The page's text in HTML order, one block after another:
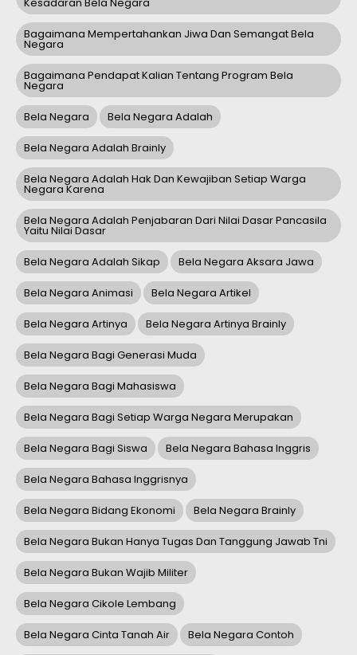
Bagaimana Mempertahankan Jiwa Dan Semangat Bela
Negara
Bagaimana Pendapat Kalian Tentang Program Bela
Negara
Bela Negara Bela Negara Adalah
Bela Negara Adalah Brainly
Bela Negara Adalah Hak Dan Kewajiban Setiap Warga
Negara Karena
Bela Negara Adalah Penjabaran Dari Nilai Dasar Pancasila
Yaitu Nilai Dasar
Bela Negara Adalah Sikap Bela Negara Aksara Jawa
Bela Negara Animasi Bela Negara Artikel
Bela Negara Artinya Bela Negara Artinya Brainly
Bela Negara Bagi Generasi Muda
Bela Negara Bagi Mahasiswa
Bela Negara Bagi Setiap Warga Negara Merupakan
Bela Negara Bagi Siswa Bela Negara Bahasa Inggris
Bela Negara Bahasa Inggrisnya
Bela Negara Bidang Ekonomi Bela Negara Brainly
Bela Negara Bukan Hanya Tugas Dan Tanggung Jawab Tni
Bela Negara Bukan Wajib Militer
Bela Negara Cikole Lembang
Bela Negara Cinta Tanah Air Bela Negara Contoh